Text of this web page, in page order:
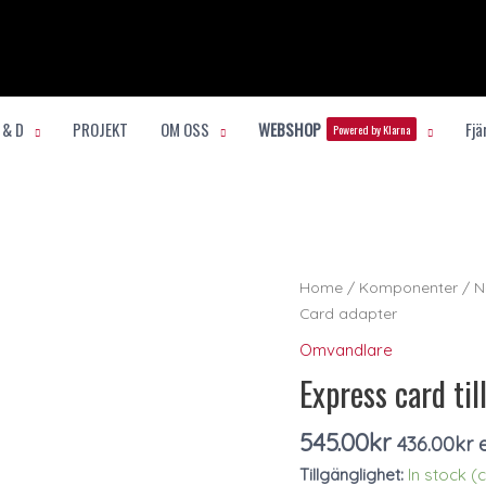
D PROJEKT OM OSS WEBSHOP Powered by Klarna
Home / Komponenter /
Card adapter
Omvandlare
Express card
545.00kr 436.00kr
Tillgänglighet: In stock
Express
card
Card
adapter
quantity